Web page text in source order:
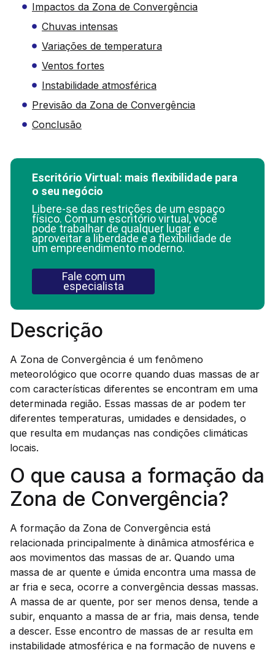
Impactos da Zona de Convergência
Chuvas intensas
Variações de temperatura
Ventos fortes
Instabilidade atmosférica
Previsão da Zona de Convergência
Conclusão
Escritório Virtual: mais flexibilidade para
o seu negócio
Libere-se das restrições de um espaço
físico. Com um escritório virtual, você
pode trabalhar de qualquer lugar e
aproveitar a liberdade e a flexibilidade de
um empreendimento moderno.
Fale com um
especialista
Descrição
A Zona de Convergência é um fenômeno
meteorológico que ocorre quando duas massas de ar
com características diferentes se encontram em uma
determinada região. Essas massas de ar podem ter
diferentes temperaturas, umidades e densidades, o
que resulta em mudanças nas condições climáticas
locais.
O que causa a formação da
Zona de Convergência?
A formação da Zona de Convergência está
relacionada principalmente à dinâmica atmosférica e
aos movimentos das massas de ar. Quando uma
massa de ar quente e úmida encontra uma massa de
ar fria e seca, ocorre a convergência dessas massas.
A massa de ar quente, por ser menos densa, tende a
subir, enquanto a massa de ar fria, mais densa, tende
a descer. Esse encontro de massas de ar resulta em
instabilidade atmosférica e na formação de nuvens e